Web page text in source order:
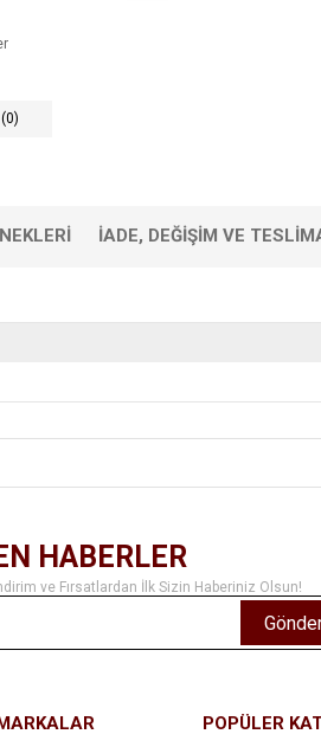
İADE, DEĞIŞIM VE
HABERLER
ve Fırsatlardan İlk Sizin Haberiniz Olsun!
POPÜLER